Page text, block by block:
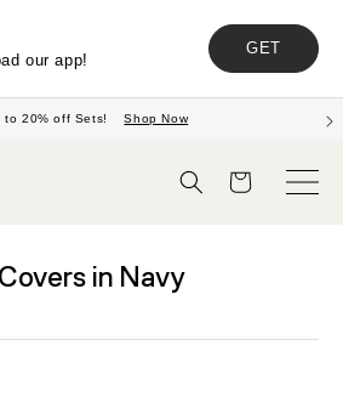
our app!
GET
FREE
Panier
in Navy